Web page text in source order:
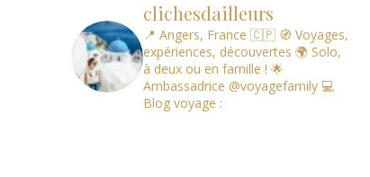
clichesdailleurs
📍 Angers, France 🇨🇵 🧭 Voyages,
expériences, découvertes 🌍 Solo,
à deux ou en famille ! 🌟
Ambassadrice @voyagefamily 💻
Blog voyage :